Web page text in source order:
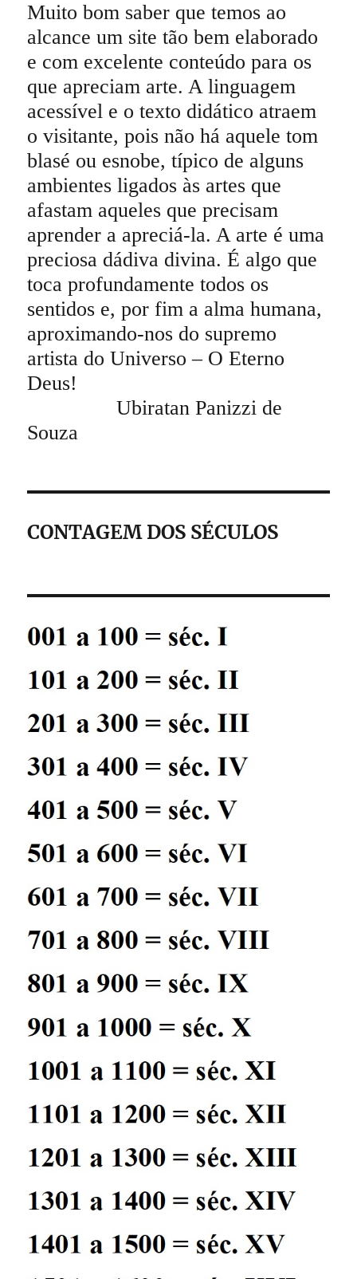
Muito bom saber que temos ao
alcance um site tão bem elaborado
e com excelente conteúdo para os
que apreciam arte. A linguagem
acessível e o texto didático atraem
o visitante, pois não há aquele tom
blasé ou esnobe, típico de alguns
ambientes ligados às artes que
afastam aqueles que precisam
aprender a apreciá-la. A arte é uma
preciosa dádiva divina. É algo que
toca profundamente todos os
sentidos e, por fim a alma humana,
aproximando-nos do supremo
artista do Universo – O Eterno
Deus!
Ubiratan Panizzi de
Souza
CONTAGEM DOS SÉCULOS